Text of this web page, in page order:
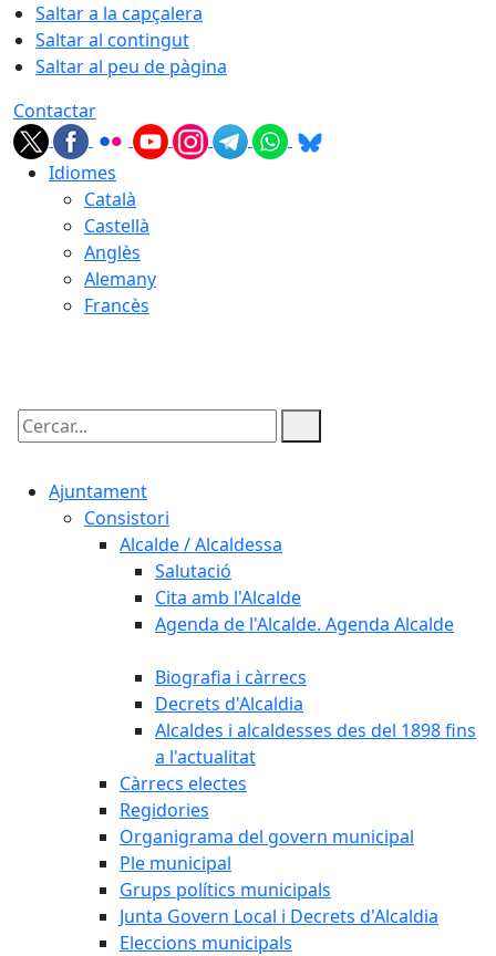
Saltar a la capçalera
Saltar al contingut
Saltar al peu de pàgina
Contactar
Idiomes
Català
Castellà
Anglès
Alemany
Francès
Cercar:
Ajuntament
Consistori
Alcalde / Alcaldessa
Salutació
Cita amb l'Alcalde
Agenda de l'Alcalde. Agenda Alcalde
Biografia i càrrecs
Decrets d'Alcaldia
Alcaldes i alcaldesses des del 1898 fins
a l'actualitat
Càrrecs electes
Regidories
Organigrama del govern municipal
Ple municipal
Grups polítics municipals
Junta Govern Local i Decrets d'Alcaldia
Eleccions municipals